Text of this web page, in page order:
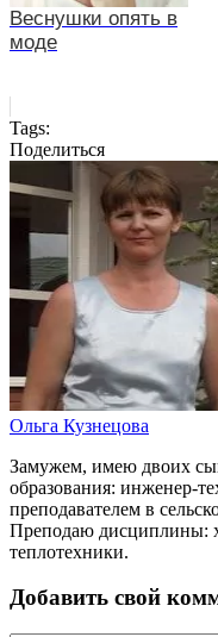
Веснушки опять в
моде
Tags:
Поделиться
Ольга Кузнецова
Замужем, имею двоих
образования: инженер-
преподавателем в
Преподаю дисциплины:
теплотехники.
Добавить свой